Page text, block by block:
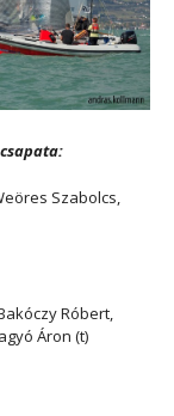
Szabolcs,
Róbert,
Áron (t)